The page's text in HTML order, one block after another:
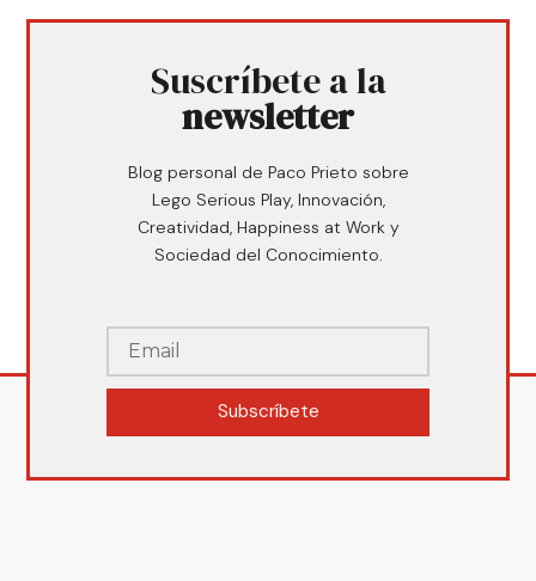
Suscríbete a la
newsletter
Blog personal de Paco Prieto sobre
Lego Serious Play, Innovación,
Creatividad, Happiness at Work y
Sociedad del Conocimiento.
Subscríbete